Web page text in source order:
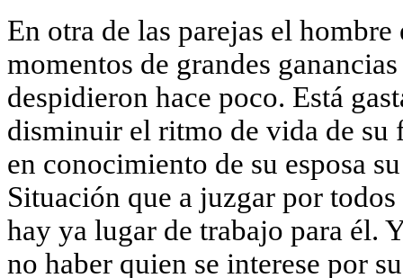
En otra de las parejas el
momentos de grandes
despidieron hace poco. Está
disminuir el ritmo de vida de su
en conocimiento de su esposa
Situación que a juzgar por
hay ya lugar de trabajo para él.
no haber quien se interese por